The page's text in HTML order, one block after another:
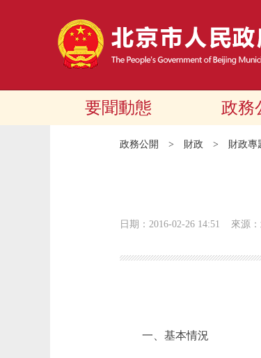
要聞動態 政務
政務公開 > 財政 > 財政專
日期：2016-02-26 14:51 來源
一、基本情況